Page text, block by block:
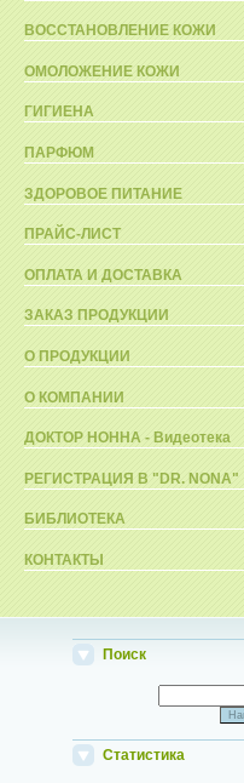
ВОССТАНОВЛЕНИЕ КОЖИ
ОМОЛОЖЕНИЕ КОЖИ
ГИГИЕНА
ПАРФЮМ
ЗДОРОВОЕ ПИТАНИЕ
ПРАЙС-ЛИСТ
ОПЛАТА И ДОСТАВКА
ЗАКАЗ ПРОДУКЦИИ
О ПРОДУКЦИИ
О КОМПАНИИ
ДОКТОР НОННА - Видеотека
РЕГИСТРАЦИЯ В "DR. NONA"
БИБЛИОТЕКА
КОНТАКТЫ
Поиск
Статистика